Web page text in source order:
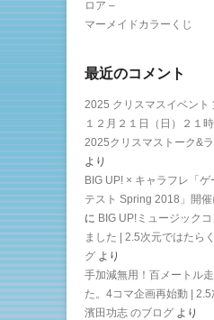
ロア –
マーメイドカラーくじ
最近のコメント
2025 クリスマスイベント
１２月２１日（日）２１
2025クリスマストーク&
より
BIG UP! × キャラフレ「
テスト Spring 2018」開
に BIG UP!ミュージック
ました | 2.5次元ではたら
グ より
手加減無用！百メートル走
た。4コマ企画再始動 |
濱田功志 のブログ より